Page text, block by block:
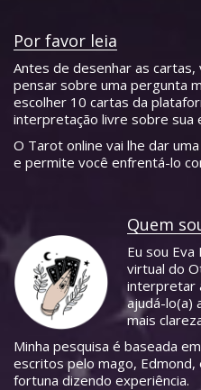
Por favor leia
Antes de desenhar as
pensar sobre uma pergunta
escolher 10 cartas da
interpretação livre sobre sua
O Tarot online vai lhe dar
e permite você enfrentá-lo
Quem
Eu sou
virtual do
interpretar
ajudá-lo(a)
mais
Minha pesquisa é baseada
escritos pelo mago, Edmond,
fortuna dizendo experiência.